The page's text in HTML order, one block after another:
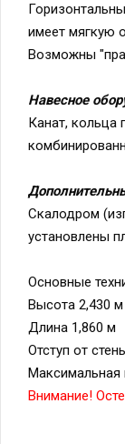
имеет мягкую
Возможны
Навесное
Канат, кольца
Скалодром
установлены
Основные
Высота 2,430 м
Длина 1,860 м
Отступ от
Максимальная
Внимание!